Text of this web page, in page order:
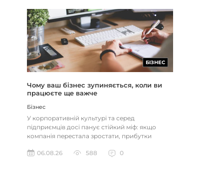
БІЗНЕС
Чому ваш бізнес зупиняється, коли ви
працюєте ще важче
Бізнес
У корпоративній культурі та серед
підприємців досі панує стійкий міф: якщо
компанія перестала зростати, прибутки
06.08.26
588 0